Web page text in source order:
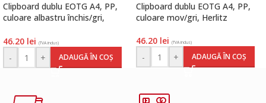
Clipboard dublu EOTG A4, PP,
culoare albastru închis/gri,
46.20 lei (TVA inclus)
- + ADAUGĂ ÎN COȘ
Clipboard dublu EOTG A4, PP,
culoare mov/gri, Herlitz
46.20 lei (TVA inclus)
- + ADAUGĂ ÎN COȘ